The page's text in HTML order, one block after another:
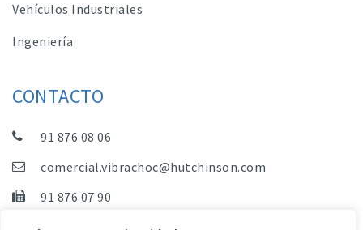
Vehículos Industriales
Ingeniería
CONTACTO
91 876 08 06
comercial.vibrachoc@hutchinson.com
91 876 07 90
Dpto. Comercial, Dpto. Técnico y Administración